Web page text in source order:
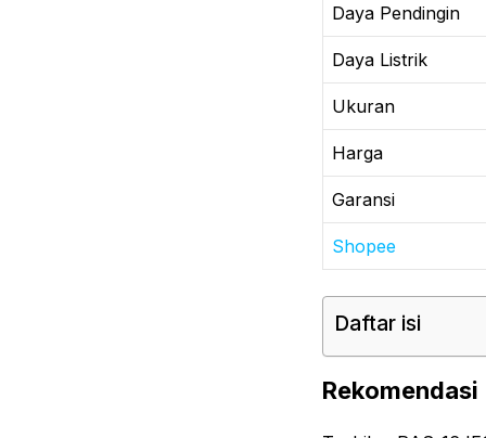
Daya Pendingin
Daya Listrik
Ukuran
Harga
Garansi
Shopee
Daftar isi
Rekomendasi